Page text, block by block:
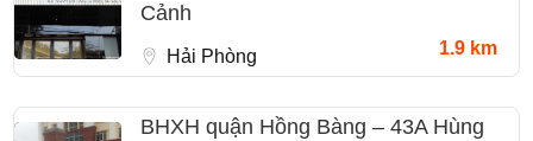
Cảnh
Hải Phòng 1.9 km
BHXH quận Hồng Bàng – 43A Hùng